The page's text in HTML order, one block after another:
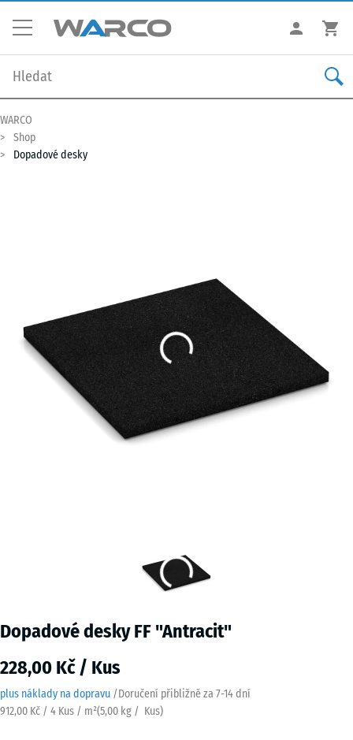
WARCO
Shop
Dopadové desky
Dopadové desky FF "Antracit"
228,00 Kč / Kus
plus náklady na dopravu /Doručení přibližně za 7-14 dní
912,00 Kč / 4 Kus / m²(5,00 kg / Kus)